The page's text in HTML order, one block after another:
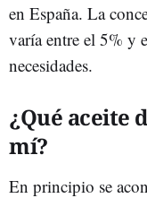
en España. La
varía entre el 5% y
necesidades.
¿Qué aceite
mí?
En principio se